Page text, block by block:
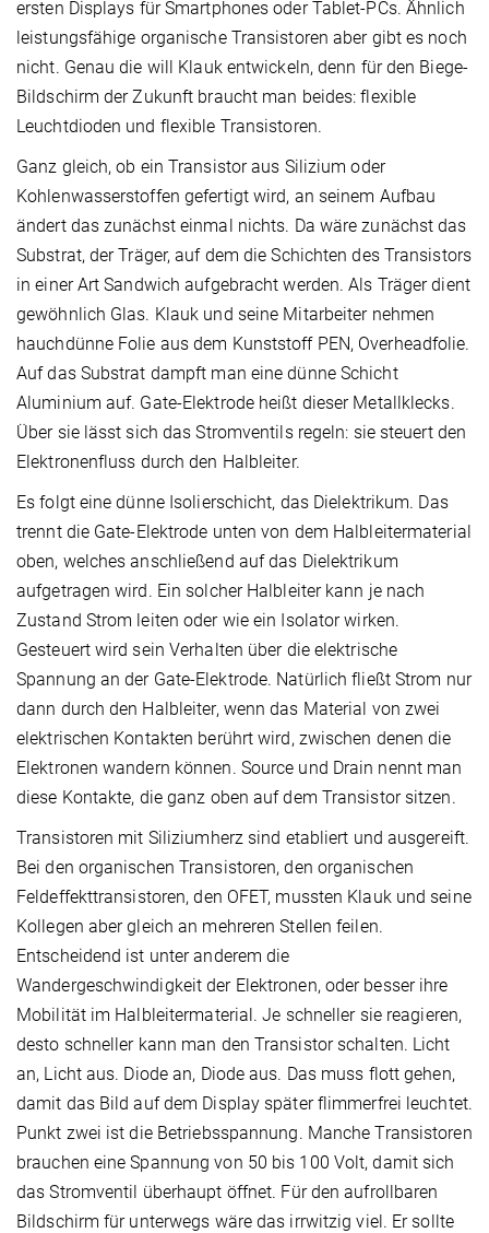
ersten Displays für Smartphones oder Tablet-PCs. Ähnlich
leistungsfähige organische Transistoren aber gibt es noch
nicht. Genau die will Klauk entwickeln, denn für den Biege-
Bildschirm der Zukunft braucht man beides: flexible
Leuchtdioden und flexible Transistoren.
Ganz gleich, ob ein Transistor aus Silizium oder
Kohlenwasserstoffen gefertigt wird, an seinem Aufbau
ändert das zunächst einmal nichts. Da wäre zunächst das
Substrat, der Träger, auf dem die Schichten des Transistors
in einer Art Sandwich aufgebracht werden. Als Träger dient
gewöhnlich Glas. Klauk und seine Mitarbeiter nehmen
hauchdünne Folie aus dem Kunststoff PEN, Overheadfolie.
Auf das Substrat dampft man eine dünne Schicht
Aluminium auf. Gate-Elektrode heißt dieser Metallklecks.
Über sie lässt sich das Stromventils regeln: sie steuert den
Elektronenfluss durch den Halbleiter.
Es folgt eine dünne Isolierschicht, das Dielektrikum. Das
trennt die Gate-Elektrode unten von dem Halbleitermaterial
oben, welches anschließend auf das Dielektrikum
aufgetragen wird. Ein solcher Halbleiter kann je nach
Zustand Strom leiten oder wie ein Isolator wirken.
Gesteuert wird sein Verhalten über die elektrische
Spannung an der Gate-Elektrode. Natürlich fließt Strom nur
dann durch den Halbleiter, wenn das Material von zwei
elektrischen Kontakten berührt wird, zwischen denen die
Elektronen wandern können. Source und Drain nennt man
diese Kontakte, die ganz oben auf dem Transistor sitzen.
Transistoren mit Siliziumherz sind etabliert und ausgereift.
Bei den organischen Transistoren, den organischen
Feldeffekttransistoren, den OFET, mussten Klauk und seine
Kollegen aber gleich an mehreren Stellen feilen.
Entscheidend ist unter anderem die
Wandergeschwindigkeit der Elektronen, oder besser ihre
Mobilität im Halbleitermaterial. Je schneller sie reagieren,
desto schneller kann man den Transistor schalten. Licht
an, Licht aus. Diode an, Diode aus. Das muss flott gehen,
damit das Bild auf dem Display später flimmerfrei leuchtet.
Punkt zwei ist die Betriebsspannung. Manche Transistoren
brauchen eine Spannung von 50 bis 100 Volt, damit sich
das Stromventil überhaupt öffnet. Für den aufrollbaren
Bildschirm für unterwegs wäre das irrwitzig viel. Er sollte